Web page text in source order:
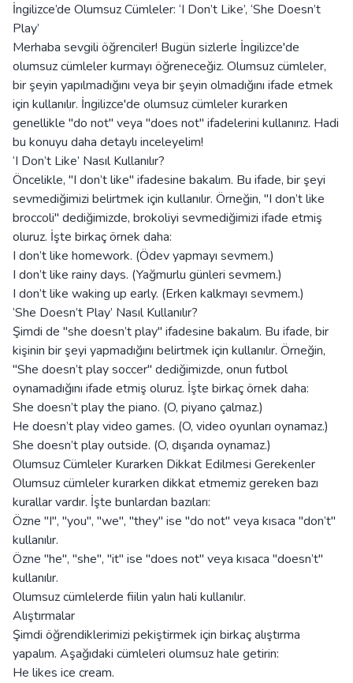
İngilizce’de Olumsuz Cümleler: ‘I Don’t Like’, ‘She Doesn’t
Play’
Merhaba sevgili öğrenciler! Bugün sizlerle İngilizce'de
olumsuz cümleler kurmayı öğreneceğiz. Olumsuz cümleler,
bir şeyin yapılmadığını veya bir şeyin olmadığını ifade etmek
için kullanılır. İngilizce'de olumsuz cümleler kurarken
genellikle "do not" veya "does not" ifadelerini kullanırız. Hadi
bu konuyu daha detaylı inceleyelim!
‘I Don’t Like’ Nasıl Kullanılır?
Öncelikle, "I don’t like" ifadesine bakalım. Bu ifade, bir şeyi
sevmediğimizi belirtmek için kullanılır. Örneğin, "I don’t like
broccoli" dediğimizde, brokoliyi sevmediğimizi ifade etmiş
oluruz. İşte birkaç örnek daha:
I don’t like homework. (Ödev yapmayı sevmem.)
I don’t like rainy days. (Yağmurlu günleri sevmem.)
I don’t like waking up early. (Erken kalkmayı sevmem.)
‘She Doesn’t Play’ Nasıl Kullanılır?
Şimdi de "she doesn’t play" ifadesine bakalım. Bu ifade, bir
kişinin bir şeyi yapmadığını belirtmek için kullanılır. Örneğin,
"She doesn’t play soccer" dediğimizde, onun futbol
oynamadığını ifade etmiş oluruz. İşte birkaç örnek daha:
She doesn’t play the piano. (O, piyano çalmaz.)
He doesn’t play video games. (O, video oyunları oynamaz.)
She doesn’t play outside. (O, dışarıda oynamaz.)
Olumsuz Cümleler Kurarken Dikkat Edilmesi Gerekenler
Olumsuz cümleler kurarken dikkat etmemiz gereken bazı
kurallar vardır. İşte bunlardan bazıları:
Özne "I", "you", "we", "they" ise "do not" veya kısaca "don’t"
kullanılır.
Özne "he", "she", "it" ise "does not" veya kısaca "doesn’t"
kullanılır.
Olumsuz cümlelerde fiilin yalın hali kullanılır.
Alıştırmalar
Şimdi öğrendiklerimizi pekiştirmek için birkaç alıştırma
yapalım. Aşağıdaki cümleleri olumsuz hale getirin:
He likes ice cream.